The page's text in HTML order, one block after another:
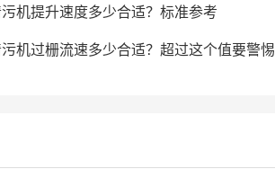
机提升速度多少合适？标准参考
机过栅流速多少合适？超过这个值要警惕